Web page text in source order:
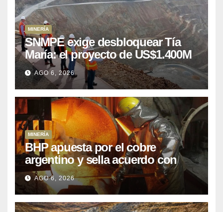
MINERÍA
SNMPE exige desbloquear Tía
María: el proyecto de US$1.400M
que Perú lleva 15 años
posponiendo
AGO 6, 2026
MINERÍA
BHP apuesta por el cobre
argentino y sella acuerdo con
Kobrea para siete proyecto
AGO 6, 2026